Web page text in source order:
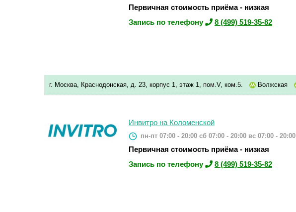
Первичная стоимость приёма - низкая
Запись по телефону
8 (499) 519-35-82
г. Москва, Краснодонская, д. 23, корпус 1, этаж 1, пом.V, ком.5. Волжская
Инвитро на Коломенской
пн-пт 07:00 - 20:00 сб 07:00 - 20:00 вс 07:00 - 20:00
Первичная стоимость приёма - низкая
Запись по телефону
8 (499) 519-35-82